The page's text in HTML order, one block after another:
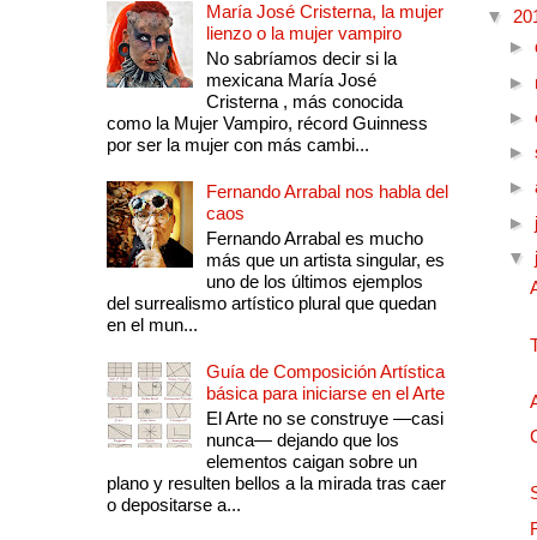
María José Cristerna, la mujer
lienzo o la mujer vampiro
No sabríamos decir si la
mexicana María José
Cristerna , más conocida
como la Mujer Vampiro, récord Guinness
por ser la mujer con más cambi...
Fernando Arrabal nos habla del
caos
Fernando Arrabal es mucho
más que un artista singular, es
uno de los últimos ejemplos
del surrealismo artístico plural que quedan
en el mun...
Guía de Composición Artística
básica para iniciarse en el Arte
El Arte no se construye —casi
nunca— dejando que los
elementos caigan sobre un
plano y resulten bellos a la mirada tras caer
o depositarse a...
▼
►
►
►
►
►
►
▼